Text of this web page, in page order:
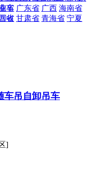
车
省 广东省 广西 海南省
省 甘肃省 青海省 宁夏
收
车吊自卸吊车
]